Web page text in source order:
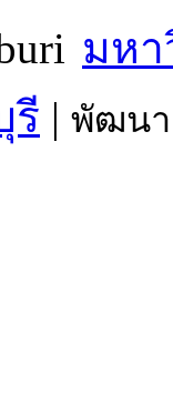
มหา
รี | พัฒน